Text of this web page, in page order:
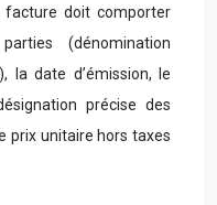
facture doit comporter
(dénomination
la date d’émission, le
précise des
prix unitaire hors taxes